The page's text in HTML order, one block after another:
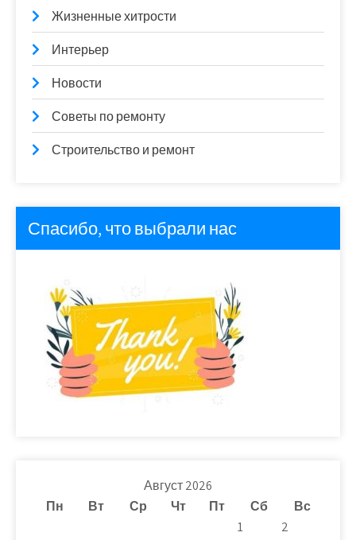
Жизненные хитрости
Интерьер
Новости
Советы по ремонту
Строительство и ремонт
Спасибо, что выбрали нас
Август 2026
Пн
Вт Ср Чт Пт Сб
Вс
1
2